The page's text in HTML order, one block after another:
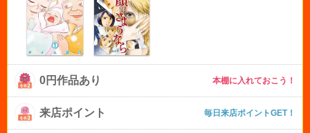
0円作品あり 本棚に入れておこう！
来店ポイント 毎日来店ポイントGET！